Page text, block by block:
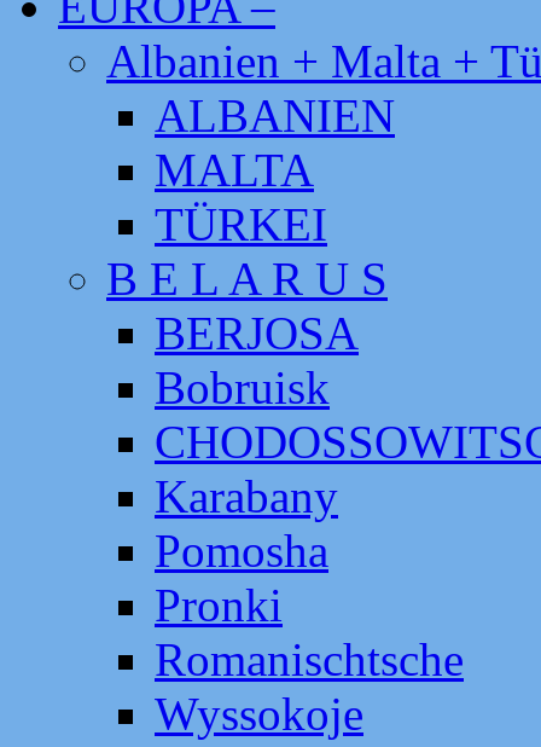
Albanien + Malta +
ALBANIEN
MALTA
TÜRKEI
B E L A R U S
BERJOSA
Bobruisk
Karabany
Pomosha
Pronki
Romanischtsche
Wyssokoje